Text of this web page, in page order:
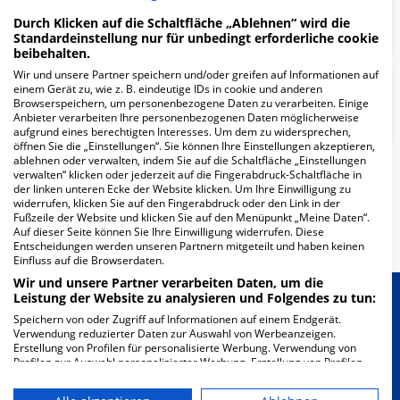
Rekonstruktive und Ästhetische
Chirurgie
Klinik für Unfallchirurgie &
Orthopädie
WeitereFachabteilungen 12
Mehr Informationen
Besondere Merkmale
Berücksichtigung von besonderem
Durch Klicken auf die Schaltfläche „Ablehnen“ wird die
Standardeinstellung nur für unbedingt erforderliche cookie
beibehalten.
Wir und unsere Partner speichern und/oder greifen auf Informationen auf
einem Gerät zu, wie z. B. eindeutige IDs in cookie und anderen
Browserspeichern, um personenbezogene Daten zu verarbeiten. Einige
Anbieter verarbeiten Ihre personenbezogenen Daten möglicherweise
aufgrund eines berechtigten Interesses. Um dem zu widersprechen,
öffnen Sie die „Einstellungen“. Sie können Ihre Einstellungen akzeptieren,
ablehnen oder verwalten, indem Sie auf die Schaltfläche „Einstellungen
verwalten“ klicken oder jederzeit auf die Fingerabdruck-Schaltfläche in
der linken unteren Ecke der Website klicken. Um Ihre Einwilligung zu
widerrufen, klicken Sie auf den Fingerabdruck oder den Link in der
Fußzeile der Website und klicken Sie auf den Menüpunkt „Meine Daten“.
Auf dieser Seite können Sie Ihre Einwilligung widerrufen. Diese
Entscheidungen werden unseren Partnern mitgeteilt und haben keinen
Einfluss auf die Browserdaten.
Wir und unsere Partner verarbeiten Daten, um die
Leistung der Website zu analysieren und Folgendes zu tun:
Speichern von oder Zugriff auf Informationen auf einem Endgerät.
Verwendung reduzierter Daten zur Auswahl von Werbeanzeigen.
Erstellung von Profilen für personalisierte Werbung. Verwendung von
Profilen zur Auswahl personalisierter Werbung. Erstellung von Profilen
personalisierter Inhalte. Messung der Werbeleistung. Messung der